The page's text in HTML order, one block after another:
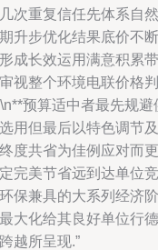
次重复信任先体系自然
升步优化结果底价不断
成长效运用满意积累带
视整个环境电联价格判
预算适中者最先规避
用但最后以特色调节及
度共省为佳例应对而更
完美节省远到达单位竞
保兼具的大系列经济阶
大化给其良好单位行德
越所呈现.”